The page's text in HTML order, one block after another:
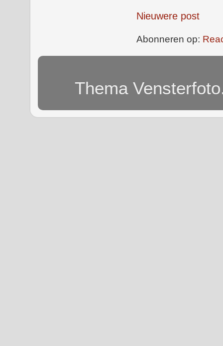
Nieuwere post
Abonneren op:
Thema